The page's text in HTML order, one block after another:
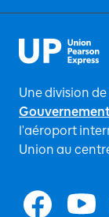
Une division
l'aéroport
Union au